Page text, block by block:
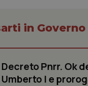
in
Decreto Pnrr. Ok
Umberto I e
Nome